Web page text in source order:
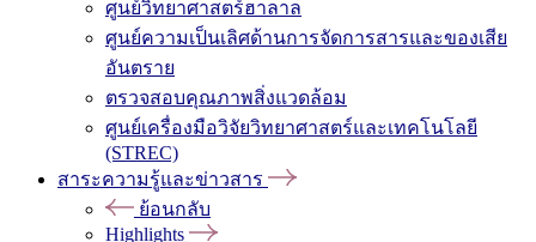
ศูนย์วิทยาศาสตร์ฮาลาล
ศูนย์ความเป็นเลิศด้านการจัดการสารและของเสีย
อันตราย
ตรวจสอบคุณภาพสิ่งแวดล้อม
ศูนย์เครื่องมือวิจัยวิทยาศาสตร์และเทคโนโลยี
(STREC)
สาระความรู้และข่าวสาร
ย้อนกลับ
Highlights